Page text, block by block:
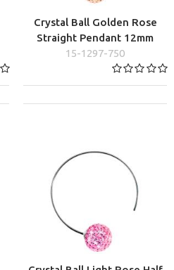
Crystal Ball Golden Rose
Straight Pendant 12mm
15-1297-750